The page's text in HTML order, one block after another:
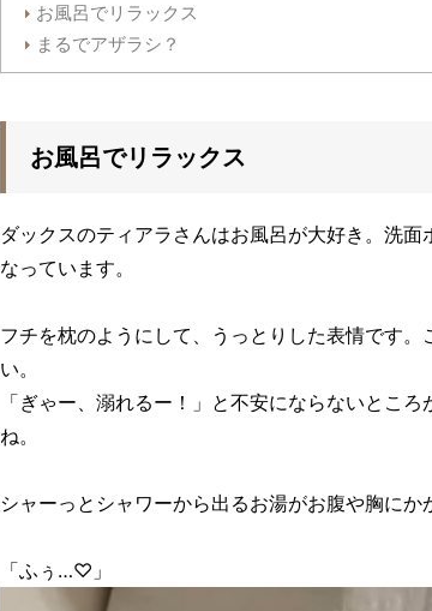
お風呂でリラックス
まるでアザラシ？
お風呂でリラックス
ダックスのティアラさんはお風呂が大好き。洗
なっています。
フチを枕のようにして、うっとりした表情です
い。
「ぎゃー、溺れるー！」と不安にならないとこ
ね。
シャーっとシャワーから出るお湯がお腹や胸にか
「ふぅ…♡」